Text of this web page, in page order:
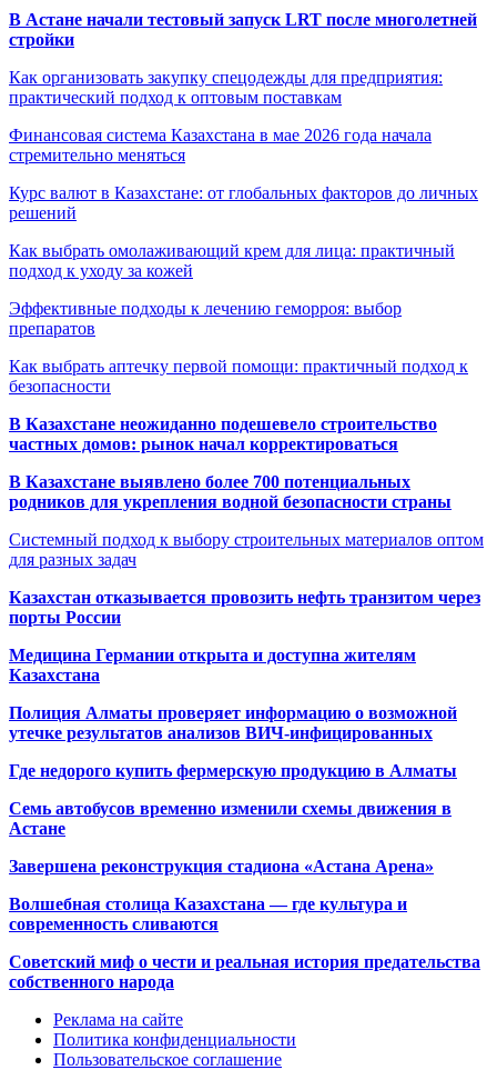
В Астане начали тестовый запуск LRT после многолетней
стройки
Как организовать закупку спецодежды для предприятия:
практический подход к оптовым поставкам
Финансовая система Казахстана в мае 2026 года начала
стремительно меняться
Курс валют в Казахстане: от глобальных факторов до личных
решений
Как выбрать омолаживающий крем для лица: практичный
подход к уходу за кожей
Эффективные подходы к лечению геморроя: выбор
препаратов
Как выбрать аптечку первой помощи: практичный подход к
безопасности
В Казахстане неожиданно подешевело строительство
частных домов: рынок начал корректироваться
В Казахстане выявлено более 700 потенциальных
родников для укрепления водной безопасности страны
Системный подход к выбору строительных материалов оптом
для разных задач
Казахстан отказывается провозить нефть транзитом через
порты России
Медицина Германии открыта и доступна жителям
Казахстана
Полиция Алматы проверяет информацию о возможной
утечке результатов анализов ВИЧ-инфицированных
Где недорого купить фермерскую продукцию в Алматы
Семь автобусов временно изменили схемы движения в
Астане
Завершена реконструкция стадиона «Астана Арена»
Волшебная столица Казахстана — где культура и
современность сливаются
Советский миф о чести и реальная история предательства
собственного народа
Реклама на сайте
Политика конфиденциальности
Пользовательское соглашение